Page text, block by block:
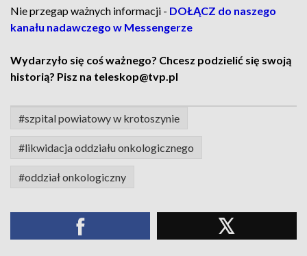
Nie przegap ważnych informacji - DOŁĄCZ do naszego
kanału nadawczego w Messengerze
Wydarzyło się coś ważnego? Chcesz podzielić się swoją
historią? Pisz na teleskop@tvp.pl
#szpital powiatowy w krotoszynie
#likwidacja oddziału onkologicznego
#oddział onkologiczny